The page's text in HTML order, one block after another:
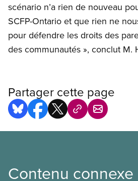
scénario n’a rien de nouveau
SCFP-Ontario et que rien ne
pour défendre les droits des
des communautés », conclut M.
Partager cette page
Contenu connexe